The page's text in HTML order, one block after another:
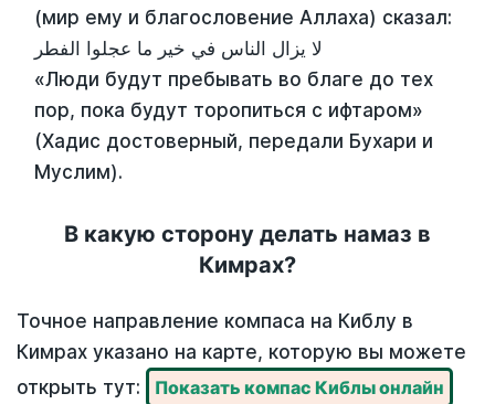
(мир ему и благословение Аллаха) сказал:
لا يزال الناس في خير ما عجلوا الفطر
«Люди будут пребывать во благе до тех
пор, пока будут торопиться с ифтаром»
(Хадис достоверный, передали Бухари и
Муслим).
В какую сторону делать намаз в
Кимрах?
Точное направление компаса на Киблу в
Кимрах указано на карте, которую вы можете
открыть тут:
Показать компас Киблы онлайн